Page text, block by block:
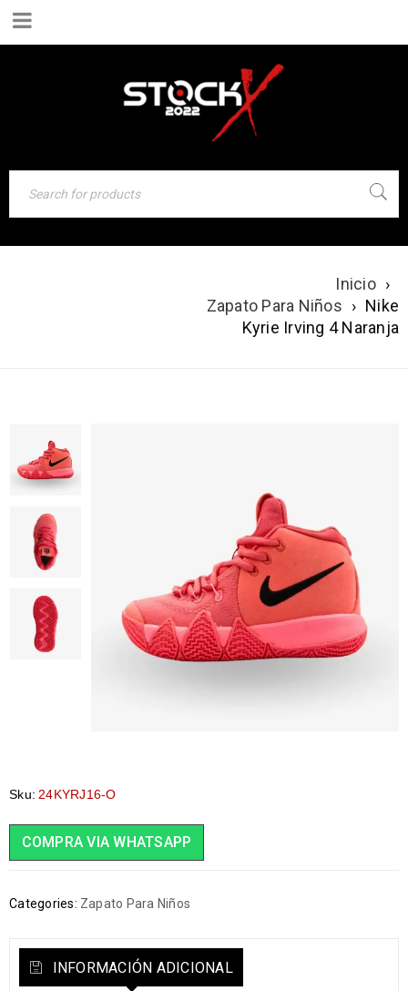
Inicio ›
Zapato Para Niños › Nike
Kyrie Irving 4 Naranja
Sku: 24KYRJ16-O
COMPRA VIA WHATSAPP
Categories: Zapato Para Niños
INFORMACIÓN ADICIONAL